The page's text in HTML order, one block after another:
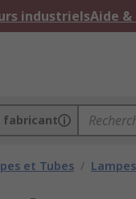
industrielsAide
fabricant
et Tubes /